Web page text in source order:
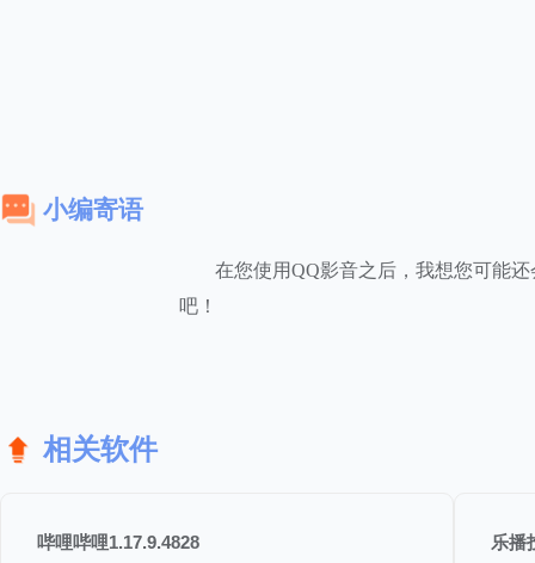
小编寄语
在您使用QQ影音之后，我想您可能还
吧！
相关软件
哔哩哔哩1.17.9.4828 乐播